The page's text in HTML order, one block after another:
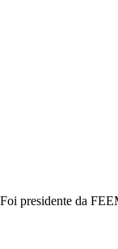
presidente da